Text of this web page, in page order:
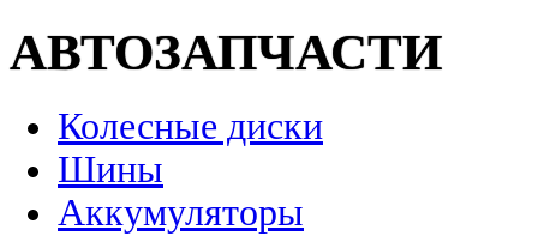
АВТОЗАПЧАСТИ
Колесные диски
Шины
Аккумуляторы